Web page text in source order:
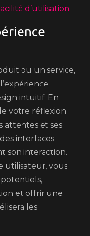
d’utilisation.
ou un service,
intuitif. En
votre réflexion,
attentes et ses
interfaces
son interaction.
utilisateur, vous
et offrir une
les